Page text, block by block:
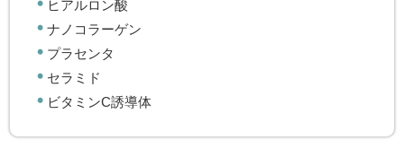
ヒアルロン酸
ナノコラーゲン
プラセンタ
セラミド
ビタミンC誘導体